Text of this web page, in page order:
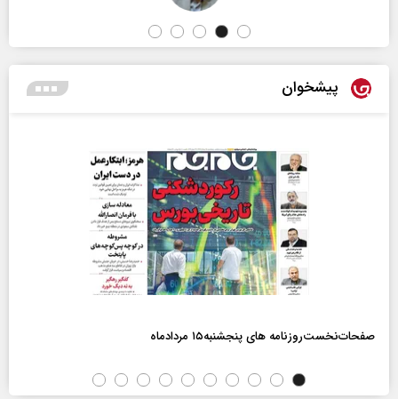
پیشخوان
صفحات‌نخست‌روزنامه ها‌ی پنجشنبه‌۱۵ مردادماه